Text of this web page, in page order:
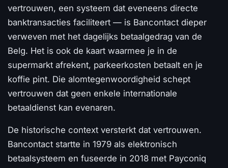
vertrouwen, een systeem dat eveneens directe
banktransacties faciliteert — is Bancontact dieper
verweven met het dagelijks betaalgedrag van de
Belg. Het is ook de kaart waarmee je in de
supermarkt afrekent, parkeerkosten betaalt en je
koffie pint. Die alomtegenwoordigheid schept
vertrouwen dat geen enkele internationale
betaaldienst kan evenaren.
De historische context versterkt dat vertrouwen.
Bancontact startte in 1979 als elektronisch
betaalsysteem en fuseerde in 2018 met Payconiq